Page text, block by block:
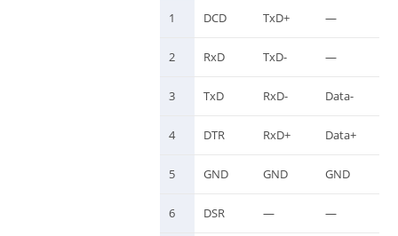
1 DCD TxD+ —
2 RxD TxD- —
3 TxD RxD- Data-
4 DTR RxD+ Data+
5 GND GND GND
6 DSR — —